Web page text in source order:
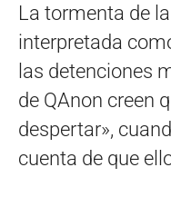
La tormenta de
interpretada
las detenciones
de QAnon creen
despertar»,
cuenta de que